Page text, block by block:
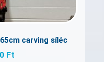
carving síléc
Ft